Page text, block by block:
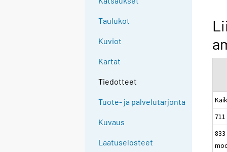
Taulukot
Kuviot
Kartat
Tiedotteet
Tuote- ja palvelutarjonta
Kuvaus
Laatuselosteet